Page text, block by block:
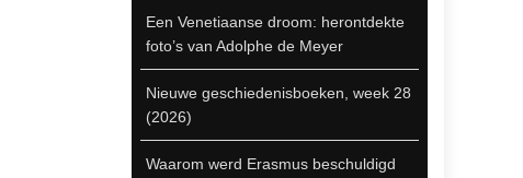
Een Venetiaanse droom: herontdekte
foto’s van Adolphe de Meyer
Nieuwe geschiedenisboeken, week 28
(2026)
Waarom werd Erasmus beschuldigd